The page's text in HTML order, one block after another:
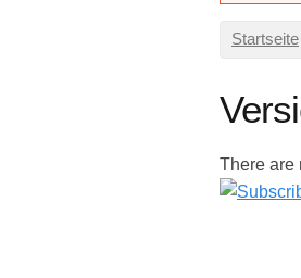
Sie
Startseite
There are